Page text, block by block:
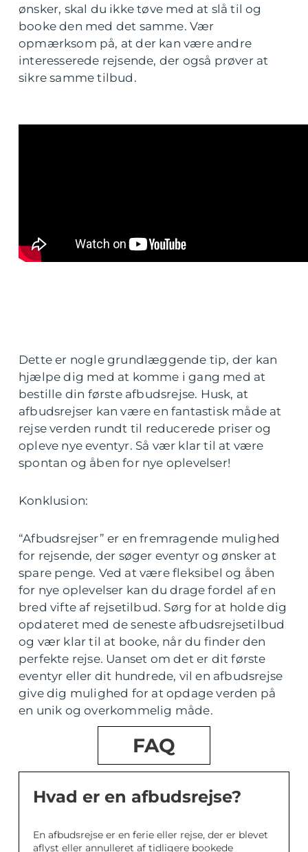
ønsker, skal du ikke tøve med at slå til og
booke den med det samme. Vær
opmærksom på, at der kan være andre
interesserede rejsende, der også prøver at
sikre samme tilbud.
Dette er nogle grundlæggende tip, der kan
hjælpe dig med at komme i gang med at
bestille din første afbudsrejse. Husk, at
afbudsrejser kan være en fantastisk måde at
rejse verden rundt til reducerede priser og
opleve nye eventyr. Så vær klar til at være
spontan og åben for nye oplevelser!
Konklusion:
“Afbudsrejser” er en fremragende mulighed
for rejsende, der søger eventyr og ønsker at
spare penge. Ved at være fleksibel og åben
for nye oplevelser kan du drage fordel af en
bred vifte af rejsetilbud. Sørg for at holde dig
opdateret med de seneste afbudsrejsetilbud
og vær klar til at booke, når du finder den
perfekte rejse. Uanset om det er dit første
eventyr eller dit hundrede, vil en afbudsrejse
give dig mulighed for at opdage verden på
en unik og overkommelig måde.
FAQ
Hvad er en afbudsrejse?
En afbudsrejse er en ferie eller rejse, der er blevet
aflyst eller annulleret af tidligere bookede